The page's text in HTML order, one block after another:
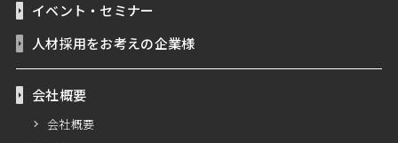
イベント・セミナー
人材採用をお考えの企業様
会社概要
会社概要